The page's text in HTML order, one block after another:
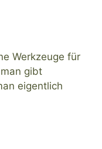
Werkzeuge für
gibt
eigentlich